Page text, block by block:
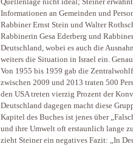
Quellenlage nicht ideal; Steiner
Informationen an Gemeinden und
Rabbiner Ernst Stein und Walter
Rabbinerin Gesa Ederberg und
Deutschland, wobei es auch die
weiters die Situation in Israel ein.
Von 1955 bis 1959 gab die
zwischen 2009 und 2013 traten 500
den USA treten vierzig Prozent der
Deutschland dagegen macht diese
Kapitel des Buches ist jenes über
und ihre Umwelt oft erstaunlich lange
zieht Steiner ein negatives Fazit: „In